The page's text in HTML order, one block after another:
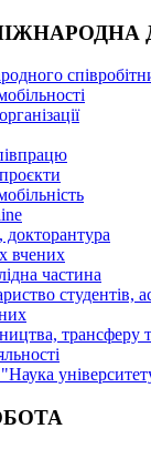
докторантура
вчених
частина
студентів,
трансферу